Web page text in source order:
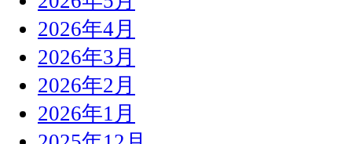
2026年4月
2026年3月
2026年2月
2026年1月